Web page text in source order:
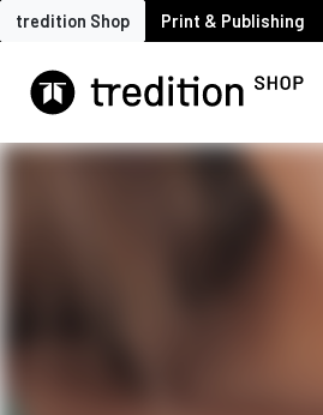
tredition Shop Print & Publishing